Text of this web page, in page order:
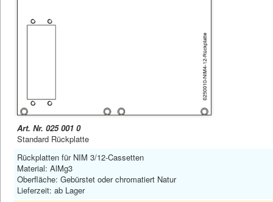
Art. Nr. 025 001 0
Standard Rückplatte
Rückplatten für NIM 3/12-Cassetten
Material: AlMg3
Oberfläche: Gebürstet oder chromatiert Natur
Lieferzeit: ab Lager